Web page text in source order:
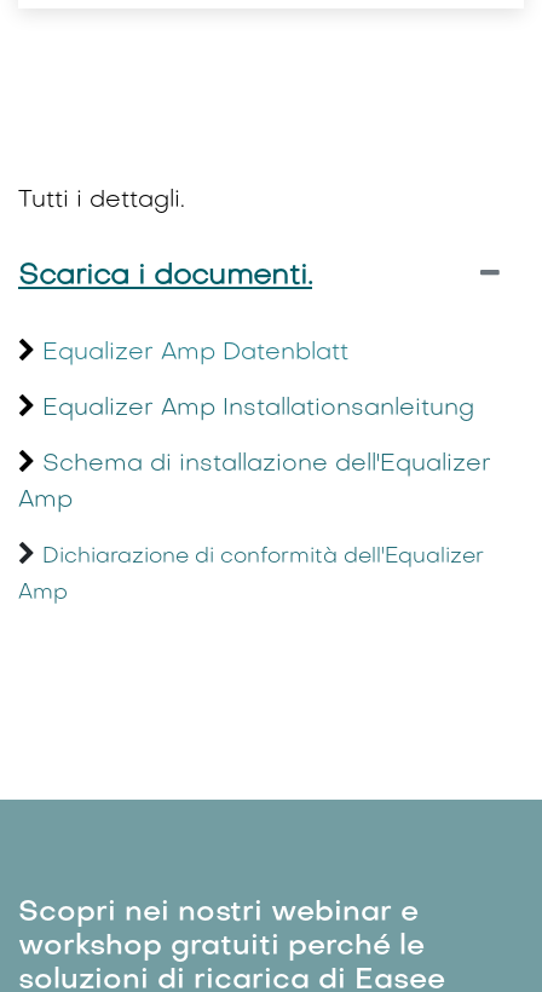
Tutti i dettagli.
Scarica i documenti.
Equalizer Amp Datenblatt​
Equalizer Amp Installationsanleitung
Schema di installazione dell'Equalizer
Amp
Dichiarazione di conformità dell'Equalizer
Amp
Scopri nei nostri webinar e
workshop gratuiti perché le
soluzioni di ricarica di Easee